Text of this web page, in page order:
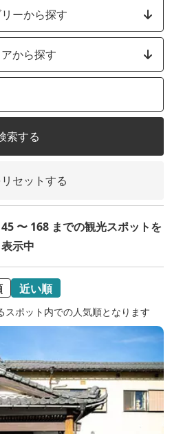
ーから探す
から探す
索する
セットする
〜 168 までの観光スポットを
表示中
近い順
ポット内での人気順となります